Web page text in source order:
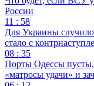
России
11 : 58
Для Украины
стало с
08 : 35
Порты Одессы пусты,
«матросы удачи» и